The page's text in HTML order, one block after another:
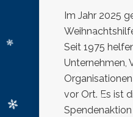
Im Jahr 2025
Seit 1975
Unternehmen,
vor Ort. Es ist